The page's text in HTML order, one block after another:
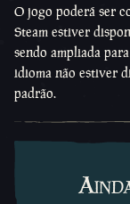
O jogo poderá ser
Steam estiver
sendo ampliada
idioma não estiver
padrão.